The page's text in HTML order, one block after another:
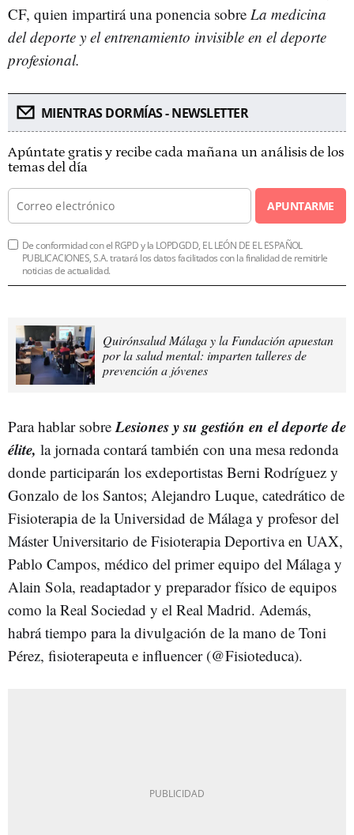
CF, quien impartirá una ponencia sobre La medicina
del deporte y el entrenamiento invisible en el deporte
profesional.
MIENTRAS DORMÍAS - NEWSLETTER
Apúntate gratis y recibe cada mañana un análisis de los
temas del día
APUNTARME
De conformidad con el RGPD y la LOPDGDD, EL LEÓN DE EL ESPAÑOL
PUBLICACIONES, S.A. tratará los datos facilitados con la finalidad de remitirle
noticias de actualidad.
Quirónsalud Málaga y la Fundación apuestan
por la salud mental: imparten talleres de
prevención a jóvenes
Para hablar sobre Lesiones y su gestión en el deporte de
élite, la jornada contará también con una mesa redonda
donde participarán los exdeportistas Berni Rodríguez y
Gonzalo de los Santos; Alejandro Luque, catedrático de
Fisioterapia de la Universidad de Málaga y profesor del
Máster Universitario de Fisioterapia Deportiva en UAX,
Pablo Campos, médico del primer equipo del Málaga y
Alain Sola, readaptador y preparador físico de equipos
como la Real Sociedad y el Real Madrid. Además,
habrá tiempo para la divulgación de la mano de Toni
Pérez, fisioterapeuta e influencer (@Fisioteduca).